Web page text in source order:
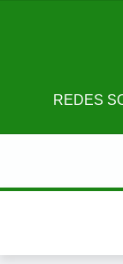
REDES